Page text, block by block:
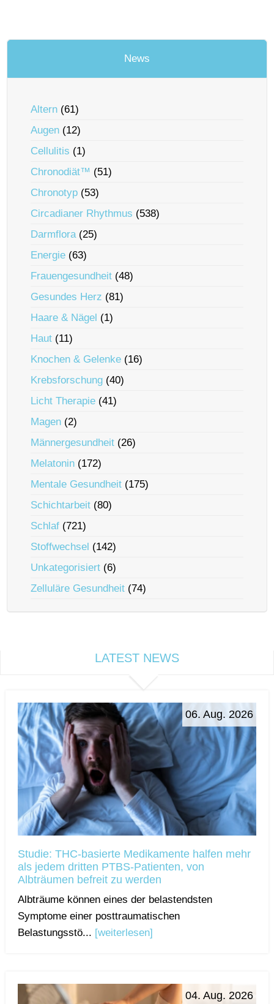
News
Altern (61)
Augen (12)
Cellulitis (1)
Chronodiät™ (51)
Chronotyp (53)
Circadianer Rhythmus (538)
Darmflora(25)
Energie (63)
Frauengesundheit (48)
Gesundes Herz (81)
Haare & Nägel (1)
Haut (11)
Knochen & Gelenke (16)
Krebsforschung (40)
Licht Therapie (41)
Magen (2)
Männergesundheit (26)
Melatonin (172)
Mentale Gesundheit (175)
Schichtarbeit (80)
Schlaf (721)
Stoffwechsel (142)
Unkategorisiert (6)
Zelluläre Gesundheit (74)
LATEST NEWS
06. Aug. 2026
Studie: THC-basierte Medikamente halfen mehr
als jedem dritten PTBS-Patienten, von
Albträumen befreit zu werden
Albträume können eines der belastendsten
Symptome einer posttraumatischen
Belastungsstö... [weiterlesen]
04. Aug. 2026